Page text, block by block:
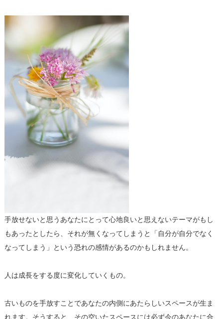
手放せないと思うあなたにとって心地良いと思えないテーマがもし
もあったとしたら、それが無くなってしまうと「自分が自分でなく
なってしまう」という恐れの感情があるのかもしれません。
人は成長をする度に変化していくもの。
古いものを手放すことであなたの内側にあたらしいスペースが生ま
れます。そうすると、その空いたスペースには必ず今のあなたに合